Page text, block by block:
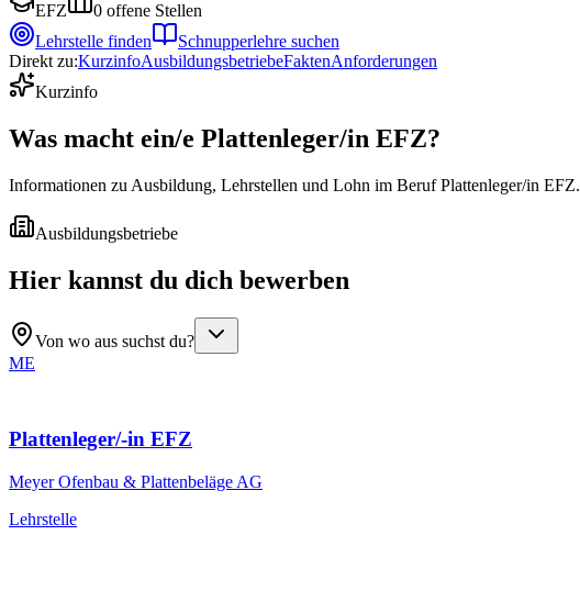
EFZ 0 offene Stellen
Lehrstelle finden
Schnupperlehre suchen
Direkt zu:KurzinfoAusbildungsbetriebeFaktenAnforderungen
Kurzinfo
Was macht ein/e Plattenleger/in EFZ?
Informationen zu Ausbildung, Lehrstellen und Lohn im Beruf Plattenleger/in EFZ.
Ausbildungsbetriebe
Hier kannst du dich bewerben
Von wo aus suchst du?
ME
Plattenleger/-in EFZ
Meyer Ofenbau & Plattenbeläge AG
Lehrstelle